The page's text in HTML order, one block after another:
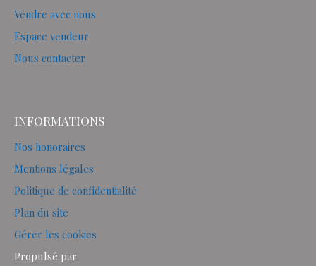
Vendre avec nous
Espace vendeur
Nous contacter
INFORMATIONS
Nos honoraires
Mentions légales
Politique de confidentialité
Plan du site
Gérer les cookies
Propulsé par